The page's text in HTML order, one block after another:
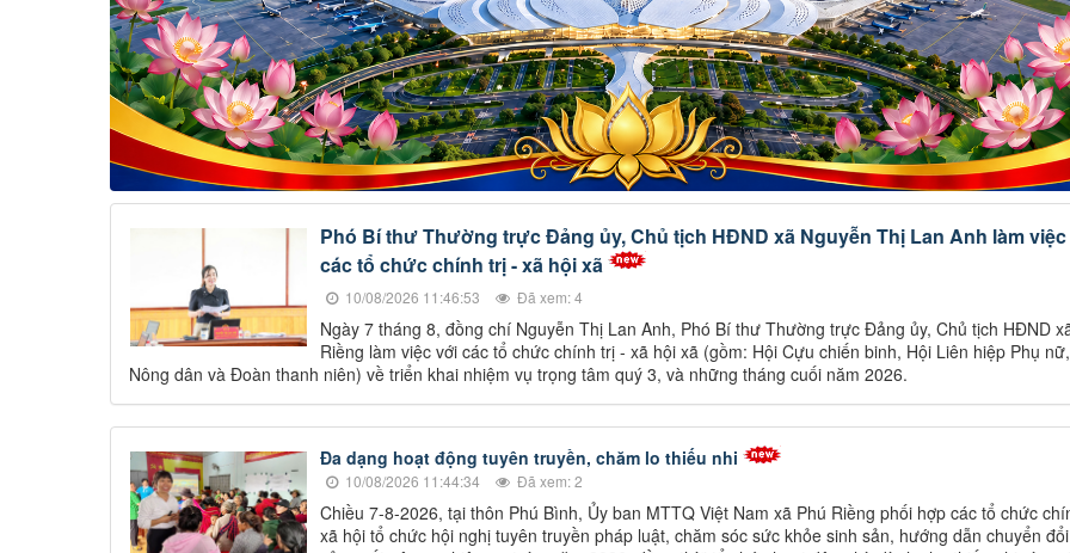
Phó Bí thư Thường trực Đảng ủy, Chủ tịch HĐND xã Nguyễn Thị Lan Anh làm
các tổ chức chính trị - xã hội xã
10/08/2026 11:46:53 Đã xem: 4
Ngày 7 tháng 8, đồng chí Nguyễn Thị Lan Anh, Phó Bí thư Thường trực Đảng ủy, Chủ tịch HĐND
Riềng làm việc với các tổ chức chính trị - xã hội xã (gồm: Hội Cựu chiến binh, Hội Liên hiệp Phụ
Nông dân và Đoàn thanh niên) về triển khai nhiệm vụ trọng tâm quý 3, và những tháng cuối năm 2026.
Đa dạng hoạt động tuyên truyền, chăm lo thiếu nhi
10/08/2026 11:44:34 Đã xem: 2
Chiều 7-8-2026, tại thôn Phú Bình, Ủy ban MTTQ Việt Nam xã Phú Riềng phối hợp các tổ chức
xã hội tổ chức hội nghị tuyên truyền pháp luật, chăm sóc sức khỏe sinh sản, hướng dẫn chuyển